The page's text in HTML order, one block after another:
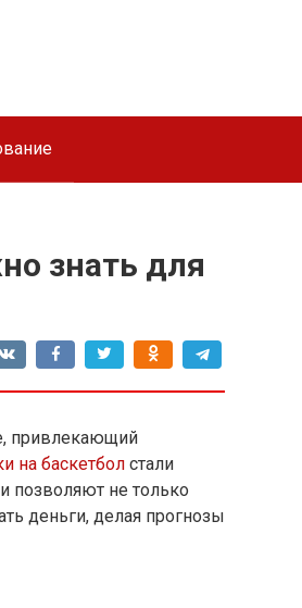
знать для
привлекающий
на баскетбол стали
позволяют не только
деньги, делая прогнозы